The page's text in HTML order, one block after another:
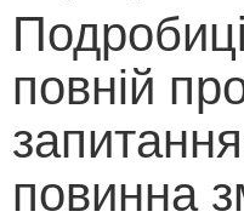
повній
повинна